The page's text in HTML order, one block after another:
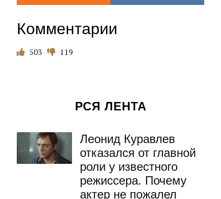
Комментарии
503 119
РСЯ ЛЕНТА
Леонид Куравлев
отказался от главной
роли у известного
режиссера. Почему
актер не пожалел